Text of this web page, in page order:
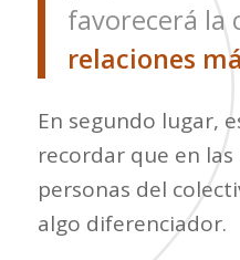
favorecerá la
relaciones
En segundo lugar,
recordar que en
personas del
algo diferenciador.